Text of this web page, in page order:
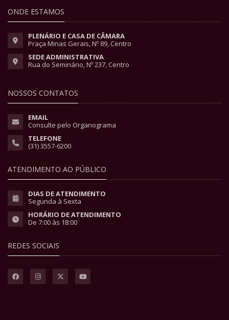
ONDE ESTAMOS
PLENÁRIO E CASA DE CÂMARA
Praça Minas Gerais, Nº 89, Centro
SEDE ADMINISTRATIVA
Rua do Seminário, Nº 237, Centro
NOSSOS CONTATOS
EMAIL
Consulte pelo Organograma
TELEFONE
(31) 3557-6200
ATENDIMENTO AO PÚBLICO
DIAS DE ATENDIMENTO
Segunda à Sexta
HORÁRIO DE ATENDIMENTO
De 7:00 às 18:00
REDES SOCIAIS